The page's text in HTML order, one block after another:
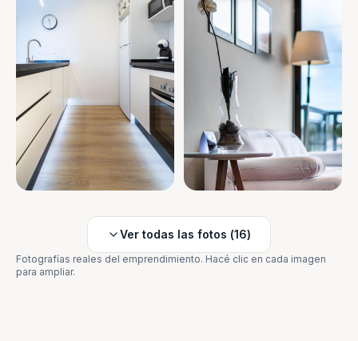
Ver todas las fotos (16)
Fotografías reales del emprendimiento. Hacé clic en cada imagen
para ampliar.